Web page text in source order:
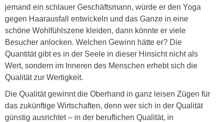
jemand ein schlauer Geschäftsmann, würde er den Yoga
gegen Haarausfall entwickeln und das Ganze in eine
schöne Wohlfühlszene kleiden, dann könnte er viele
Besucher anlocken. Welchen Gewinn hätte er? Die
Quantität gibt es in der Seele in dieser Hinsicht nicht als
Wert, sondern im Inneren des Menschen erhebt sich die
Qualität zur Wertigkeit.
Die Qualität gewinnt die Oberhand in ganz leisen Zügen für
das zukünftige Wirtschaften, denn wer sich in der Qualität
günstig ausrichtet – in der beruflichen Qualität, in